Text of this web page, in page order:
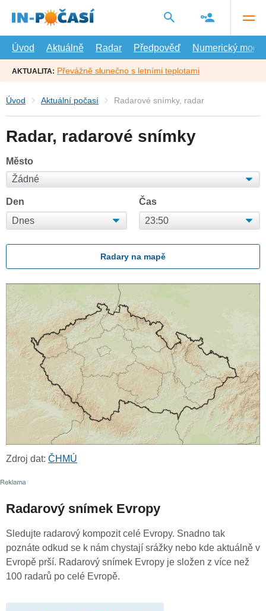
hlavní
Úvod
Aktuálně Radar Předpověď Numerický model
AKTUALITA: Převážně slunečno s letními teplotami
Úvod Aktuální počasí Radarové snímky, radar
Radar, radarové snímky
Město
Den Čas
Radary na mapě
Zdroj dat: ČHMÚ
Radarový snímek Evropy
Sledujte radarový kompozit celé Evropy. Snadno tak
poznáte odkud se k nám chystají srážky nebo kde aktuálně v
Evropě prší. Radarový snímek Evropy je složen z více než
100 radarů po celé Evropě.